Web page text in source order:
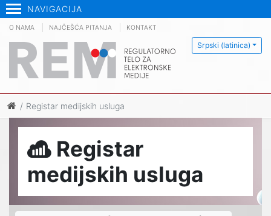
NAVIGACIJA
Srpski (latinica)
O NAMA NAJČEŠĆA PITANJA KONTAKT
Registar medijskih usluga
Registar
medijskih usluga